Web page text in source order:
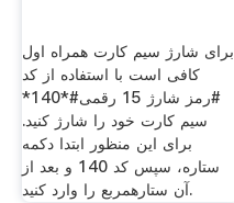
برای شارژ سیم کارت همراه اول
کافی است با استفاده از کد
#رمز شارژ 15 رقمی#*140*
سیم کارت خود را شارژ کنید.
برای این منظور ابتدا دکمه
ستاره، سپس کد 140 و بعد از
آن ستارهمربع را وارد کنید.